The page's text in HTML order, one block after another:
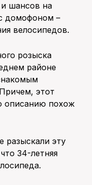
и шансов на
домофоном –
велосипедов.
розыска
районе
этот
описанию похож
разыскали эту
34-летняя